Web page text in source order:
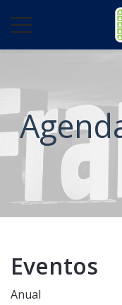
Eventos
Anual